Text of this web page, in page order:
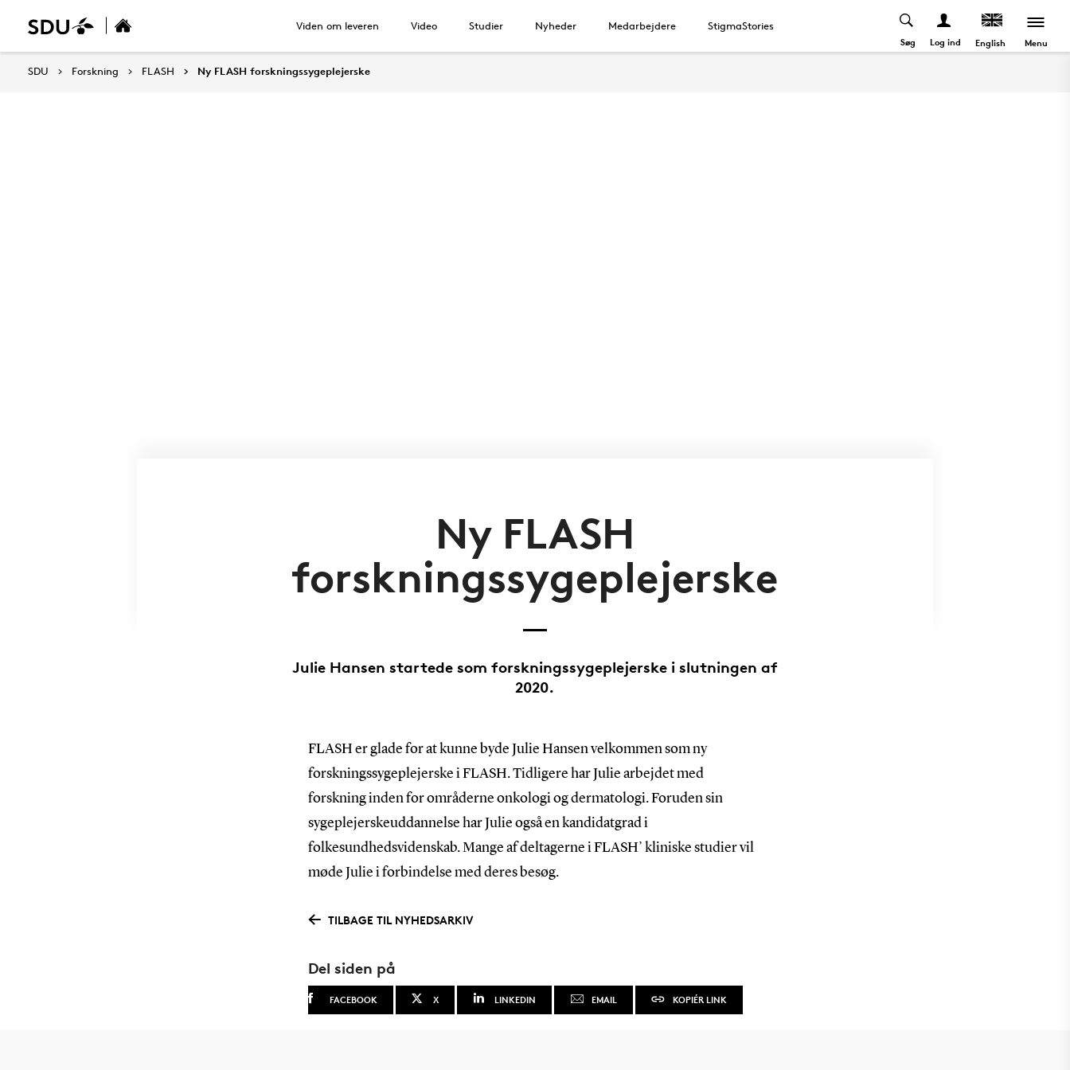
Viden om leveren Video Studier Nyheder Medarbejdere StigmaStories
Søg Log ind English Menu
SDU Forskning FLASH Ny FLASH forskningssygeplejerske
Ny FLASH
forskningssygeplejerske
Julie Hansen startede som forskningssygeplejerske i slutningen af
2020.
FLASH er glade for at kunne byde Julie Hansen velkommen som ny
forskningssygeplejerske i FLASH. Tidligere har Julie arbejdet med
forskning inden for områderne onkologi og dermatologi. Foruden sin
sygeplejerskeuddannelse har Julie også en kandidatgrad i
folkesundhedsvidenskab. Mange af deltagerne i FLASH’ kliniske studier vil
møde Julie i forbindelse med deres besøg.
TILBAGE TIL NYHEDSARKIV
Del siden på
FACEBOOK X LINKEDIN EMAIL KOPIÉR LINK